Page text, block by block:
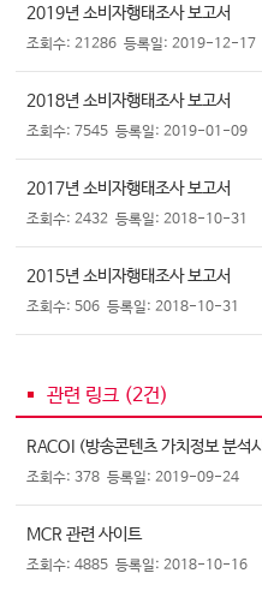
2019년 소비자행태조사 보고서
조회수: 21286 등록일: 2019-12-17
2018년 소비자행태조사 보고서
조회수: 7545 등록일: 2019-01-09
2017년 소비자행태조사 보고서
조회수: 2432 등록일: 2018-10-31
2015년 소비자행태조사 보고서
조회수: 506 등록일: 2018-10-31
관련 링크 (2건)
RACOI (방송콘텐츠 가치정보 분석
조회수: 378 등록일: 2019-09-24
MCR 관련 사이트
조회수: 4885 등록일: 2018-10-16